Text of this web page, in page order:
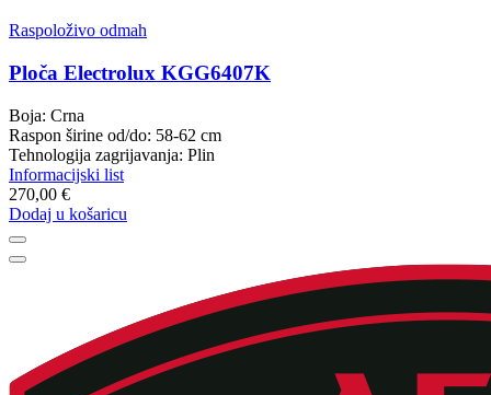
Raspoloživo odmah
Ploča Electrolux KGG6407K
Boja: Crna
Raspon širine od/do: 58-62 cm
Tehnologija zagrijavanja: Plin
Informacijski list
270,00 €
Dodaj u košaricu